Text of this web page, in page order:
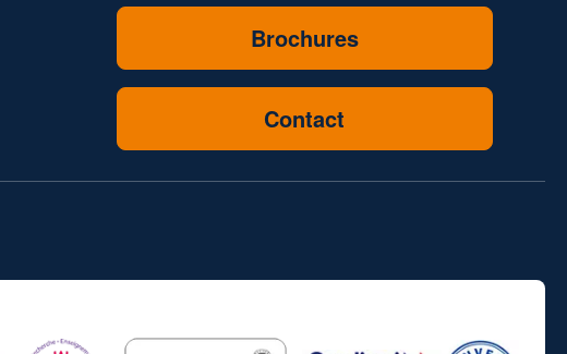
Brochures
Contact